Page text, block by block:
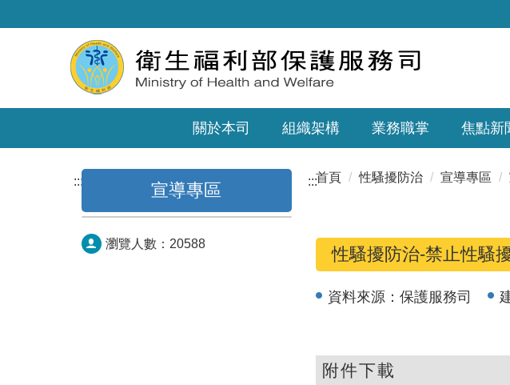
關於本司 組織架構 業務職掌 焦點新
::: 宣導專區
瀏覽人數： 20588
:::首頁 性騷擾防治 宣導專區
性騷擾防治-禁止性騷
資料來源： 保護服務司
附件下載